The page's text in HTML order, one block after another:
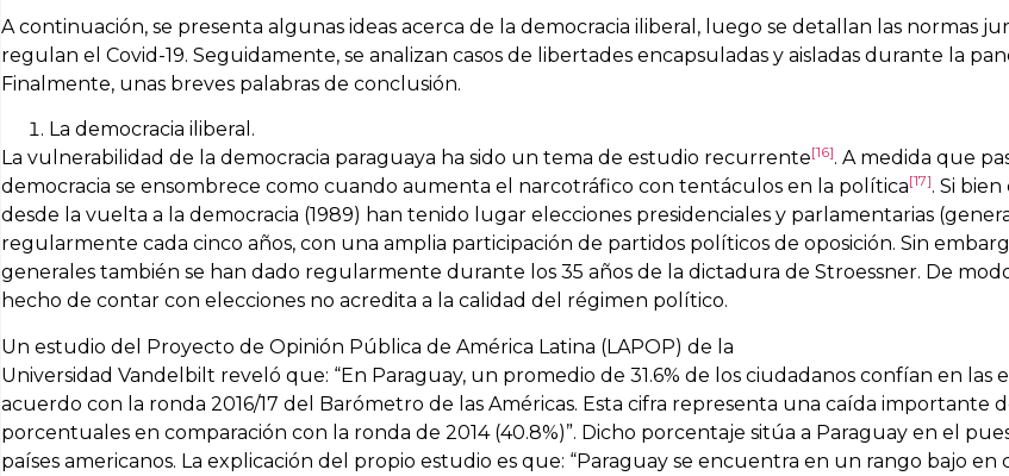
A continuación, se presenta algunas ideas acerca de la democracia iliberal, luego se detallan las normas
regulan el Covid-19. Seguidamente, se analizan casos de libertades encapsuladas y aisladas durante la
Finalmente, unas breves palabras de conclusión.
La democracia iliberal.
La vulnerabilidad de la democracia paraguaya ha sido un tema de estudio recurrente[16]. A medida que
democracia se ensombrece como cuando aumenta el narcotráfico con tentáculos en la política[17]. Si
desde la vuelta a la democracia (1989) han tenido lugar elecciones presidenciales y parlamentarias
regularmente cada cinco años, con una amplia participación de partidos políticos de oposición. Sin
generales también se han dado regularmente durante los 35 años de la dictadura de Stroessner. De
hecho de contar con elecciones no acredita a la calidad del régimen político.
Un estudio del Proyecto de Opinión Pública de América Latina (LAPOP) de la
Universidad Vandelbilt reveló que: “En Paraguay, un promedio de 31.6% de los ciudadanos confían en las
acuerdo con la ronda 2016/17 del Barómetro de las Américas. Esta cifra representa una caída importante
porcentuales en comparación con la ronda de 2014 (40.8%)”. Dicho porcentaje sitúa a Paraguay en el
países americanos. La explicación del propio estudio es que: “Paraguay se encuentra en un rango bajo en